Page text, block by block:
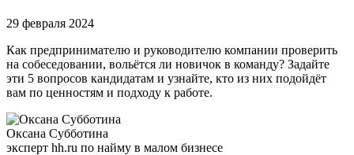
29 февраля 2024
Как предпринимателю и руководителю компании проверить
на собеседовании, вольётся ли новичок в команду? Задайте
эти 5 вопросов кандидатам и узнайте, кто из них подойдёт
вам по ценностям и подходу к работе.
Оксана Субботина
эксперт hh.ru по найму в малом бизнесе